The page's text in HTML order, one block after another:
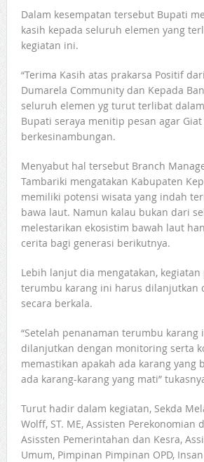
Dalam kesempatan tersebut Bupati
kasih kepada seluruh elemen yang
kegiatan ini.
“Terima Kasih atas prakarsa Positif
Dumarela Community dan Kepada
seluruh elemen yg turut terlibat
Bupati seraya menitip pesan agar
berkesinambungan.
Menyabut hal tersebut Branch
Tambariki mengatakan Kabupaten
memiliki potensi wisata yang indah
bawa laut. Namun kalau bukan dari
melestarikan ekosistim bawah laut
cerita bagi generasi berikutnya.
Lebih lanjut dia mengatakan, kegiatan
terumbu karang ini harus dilanjutkan
secara berkala.
“Setelah penanaman terumbu karang
dilanjutkan dengan monitoring serta
memastikan apakah ada karang yang
ada karang-karang yang mati”
Turut hadir dalam kegiatan, Sekda
Wolff, ST. ME, Assisten Perekonomian
Asissten Pemerintahan dan Kesra,
Umum, Pimpinan Pimpinan OPD,